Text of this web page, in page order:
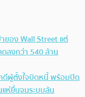
าของ Wall Street แต่
ลงกว่า 540 ล้าน
ดีผู้ตั้งใจบิดหนี้ พร้อมปิด
ห่ยื่นจนระบบล้น